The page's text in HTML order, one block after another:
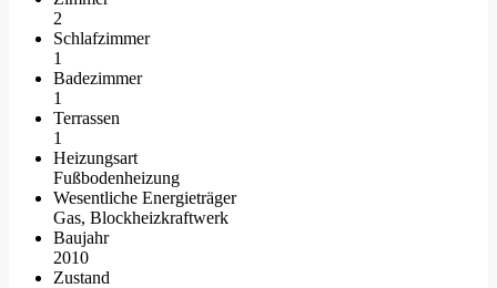
2
Schlafzimmer
1
Badezimmer
1
Terrassen
1
Heizungsart
Fußbodenheizung
Wesentliche Energieträger
Gas, Blockheizkraftwerk
Baujahr
2010
Zustand